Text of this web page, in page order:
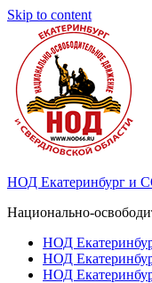
Skip to content
НОД Екатеринбург и
Национально-
НОД
НОД
НОД